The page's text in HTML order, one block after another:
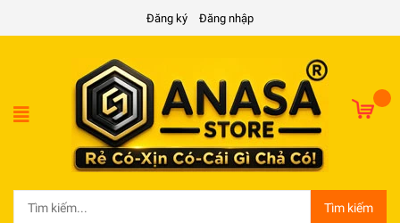
Đăng ký Đăng nhập
Tìm kiếm